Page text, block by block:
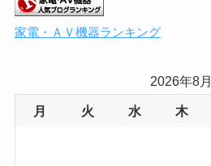
家電・ＡＶ機器ランキング
2026年8月
月 火 水 木